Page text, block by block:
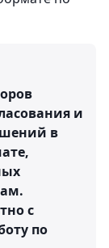
и
в
с
по